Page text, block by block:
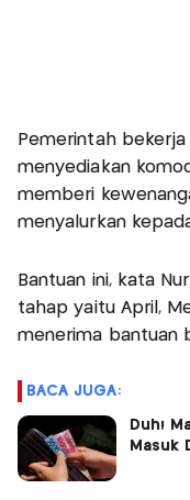
Pemerintah
menyediakan
memberi
menyalurkan
Bantuan ini, kata
tahap yaitu April,
menerima bantuan
BACA JUGA:
Duh!
Masuk